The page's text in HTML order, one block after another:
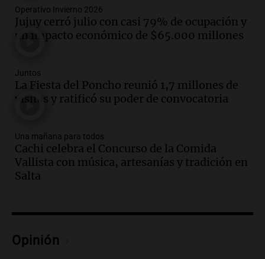
Audio.Estiman que la inflación nacional
de julio será menor al 2,9% registrado
en CABA
Audio.El Senado provincial establece
protocolo contra ciberbullying y
grooming en escuelas de Salta
Episodios
Audio.Desayuno ideal: nutrición
personalizada y diversidad para romper
el ayuno nocturno
cabra que llevaba ocho días atrapada en
Operativo Invierno 2026
Jujuy cerró julio con casi 79% de ocupación y
un impacto económico de $65.000 millones
Juntos
La Fiesta del Poncho reunió 1,7 millones de
visitas y ratificó su poder de convocatoria
Una mañana para todos
Cachi celebra el Concurso de la Comida
Vallista con música, artesanías y tradición en
Salta
Opinión